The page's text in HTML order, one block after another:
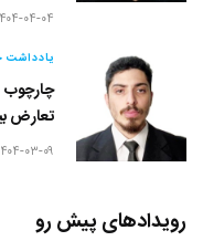
۱۴۰۴-۰۴-
یادداشت
چارچوب
تعارض
۱۴۰۴-۰۳-
رویدادهای پیش رو